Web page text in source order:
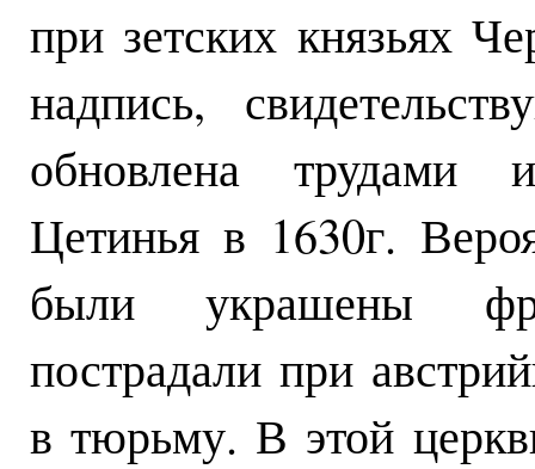
при зетских князьях
надпись,
обновлена трудами
Цетинья в 1630г.
были украшены
пострадали при
в тюрьму. В этой